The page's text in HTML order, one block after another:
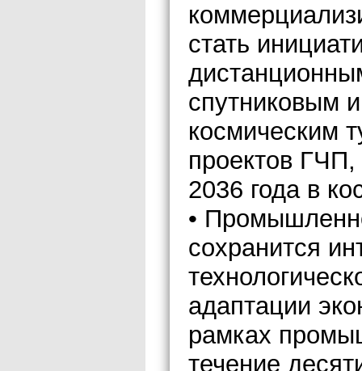
стать
спутниковым
космическим
проектов ГЧП,
2036 года в
•
сохранится
адаптации
рамках
течение